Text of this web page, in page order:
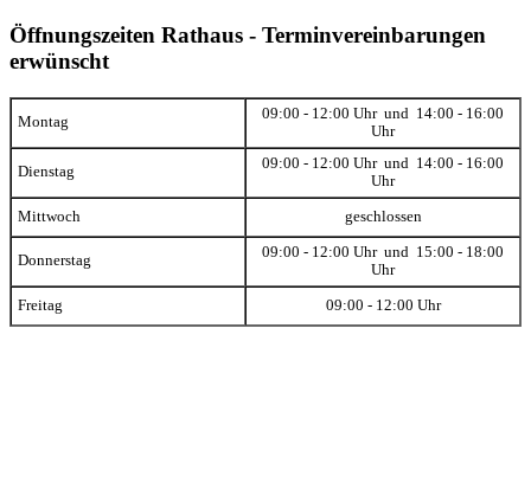
Öffnungszeiten Rathaus - Terminvereinbarungen
erwünscht
Montag
09:00 - 12:00 Uhr und 14:00 - 16:00
Uhr
Dienstag
09:00 - 12:00 Uhr und 14:00 - 16:00
Uhr
Mittwoch geschlossen
Donnerstag
09:00 - 12:00 Uhr und 15:00 - 18:00
Uhr
Freitag 09:00 - 12:00 Uhr